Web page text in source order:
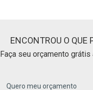
ENCONTROU O QUE
Faça seu orçamento
Quero meu orçamento